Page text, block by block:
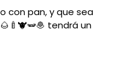
con pan, y que sea
tendrá un